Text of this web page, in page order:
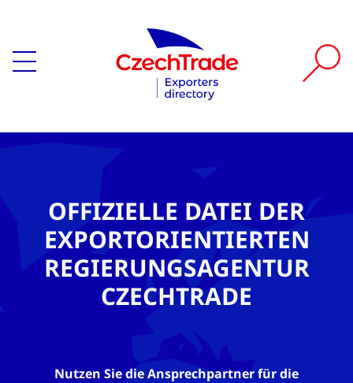
OFFIZIELLE DATEI DER
EXPORTORIENTIERTEN
REGIERUNGSAGENTUR
CZECHTRADE
Nutzen Sie die Ansprechpartner für die